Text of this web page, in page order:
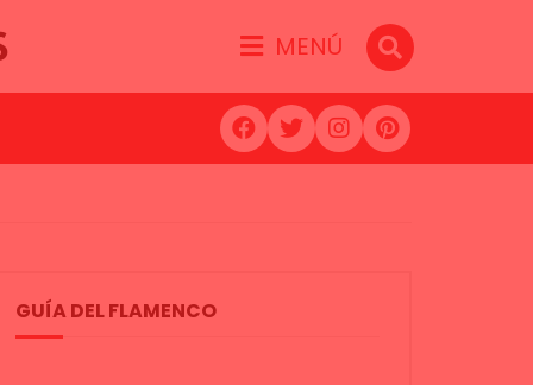
MENÚ
GUÍA DEL FLAMENCO